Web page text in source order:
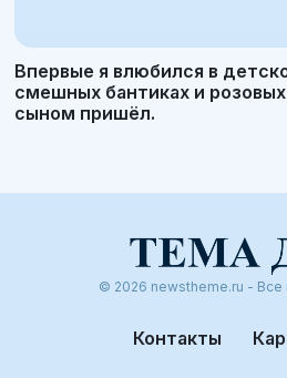
Впервые я влюбился в
смешных бантиках и розовых
сыном пришёл.
© 2026 newstheme.ru - Все
Контакты